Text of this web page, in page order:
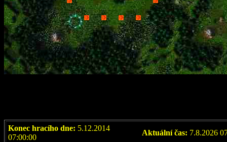
Konec hracího dne: 5.12.2014
07:00:00
Aktuální čas: 7.8.2026